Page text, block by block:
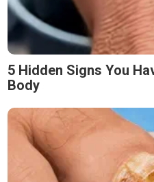
5 Hidden Signs You
Body